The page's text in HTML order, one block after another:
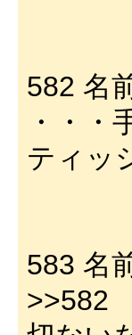
582 名
・・・
ティッ
583 名
>>582